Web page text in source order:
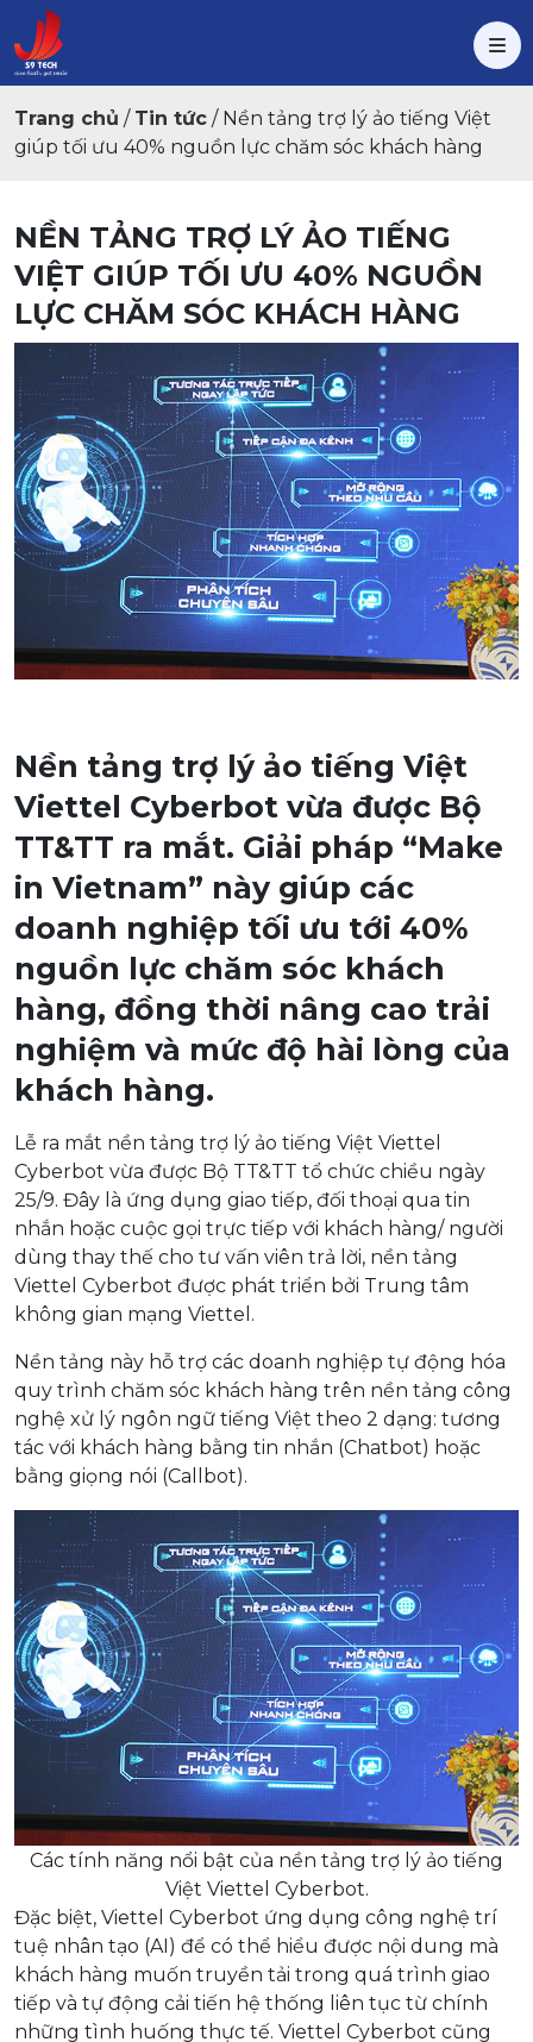
Trang chủ / Tin tức / Nền tảng trợ lý ảo tiếng Việt
giúp tối ưu 40% nguồn lực chăm sóc khách hàng
NỀN TẢNG TRỢ LÝ ẢO TIẾNG
VIỆT GIÚP TỐI ƯU 40% NGUỒN
LỰC CHĂM SÓC KHÁCH HÀNG
Nền tảng trợ lý ảo tiếng Việt
Viettel Cyberbot vừa được Bộ
TT&TT ra mắt. Giải pháp “Make
in Vietnam” này giúp các
doanh nghiệp tối ưu tới 40%
nguồn lực chăm sóc khách
hàng, đồng thời nâng cao trải
nghiệm và mức độ hài lòng của
khách hàng.
Lễ ra mắt nền tảng trợ lý ảo tiếng Việt Viettel
Cyberbot vừa được Bộ TT&TT tổ chức chiều ngày
25/9. Đây là ứng dụng giao tiếp, đối thoại qua tin
nhắn hoặc cuộc gọi trực tiếp với khách hàng/ người
dùng thay thế cho tư vấn viên trả lời, nền tảng
Viettel Cyberbot được phát triển bởi Trung tâm
không gian mạng Viettel.
Nền tảng này hỗ trợ các doanh nghiệp tự động hóa
quy trình chăm sóc khách hàng trên nền tảng công
nghệ xử lý ngôn ngữ tiếng Việt theo 2 dạng: tương
tác với khách hàng bằng tin nhắn (Chatbot) hoặc
bằng giọng nói (Callbot).
Các tính năng nổi bật của nền tảng trợ lý ảo tiếng
Việt Viettel Cyberbot.
Đặc biệt, Viettel Cyberbot ứng dụng công nghệ trí
tuệ nhân tạo (AI) để có thể hiểu được nội dung mà
khách hàng muốn truyền tải trong quá trình giao
tiếp và tự động cải tiến hệ thống liên tục từ chính
những tình huống thực tế. Viettel Cyberbot cũng